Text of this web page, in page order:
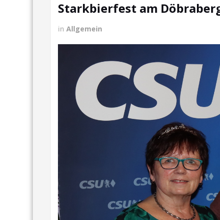
Starkbierfest am
in Allgemein